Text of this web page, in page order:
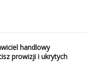
handlowy
prowizji i ukrytych